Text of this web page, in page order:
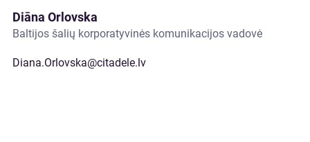
Diāna Orlovska
Baltijos šalių korporatyvinės komunikacijos vadovė
Diana.Orlovska@citadele.lv